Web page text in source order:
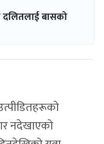
दलितलाई बासको
नदेखाएको